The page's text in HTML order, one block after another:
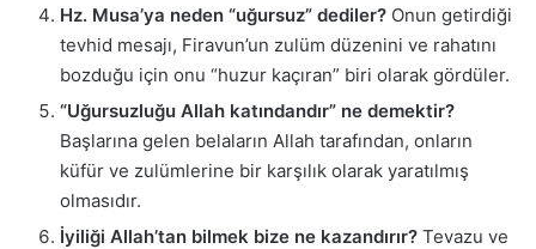
Hz. Musa’ya neden “uğursuz” dediler? Onun getirdiği
tevhid mesajı, Firavun’un zulüm düzenini ve rahatını
bozduğu için onu “huzur kaçıran” biri olarak gördüler.
“Uğursuzluğu Allah katındandır” ne demektir?
Başlarına gelen belaların Allah tarafından, onların
küfür ve zulümlerine bir karşılık olarak yaratılmış
olmasıdır.
İyiliği Allah’tan bilmek bize ne kazandırır? Tevazu ve